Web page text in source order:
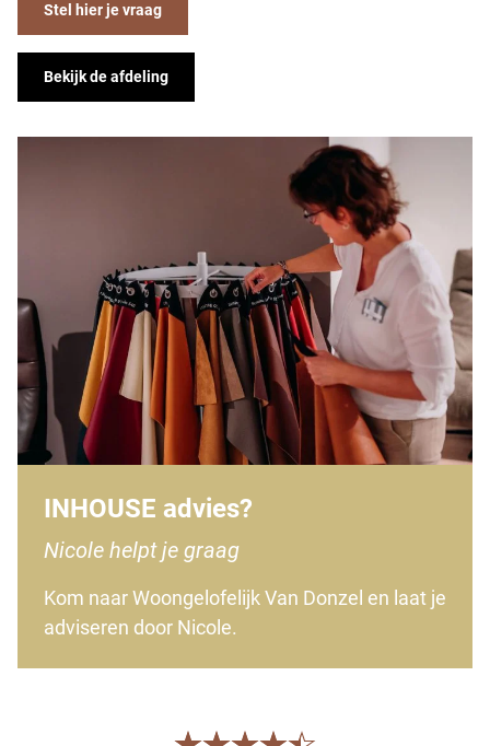
Stel hier je vraag
Bekijk de afdeling
INHOUSE advies?
Nicole helpt je graag
Kom naar Woongelofelijk Van Donzel en laat je
adviseren door Nicole.